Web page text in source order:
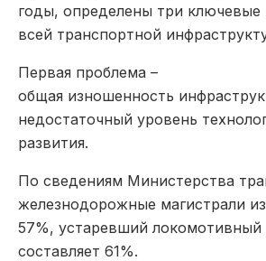
годы, определены три ключевые
всей транспортной
Первая проблема –
общая изношенность
недостаточный уровень
развития.
По сведениям Министерства
железнодорожные магистрали
57%, устаревший
составляет 61%.